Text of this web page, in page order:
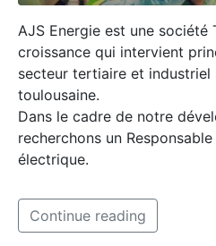
AJS Energie est une société
croissance qui intervient
secteur tertiaire et industriel
toulousaine.
Dans le cadre de notre
recherchons un
électrique.
Continue reading